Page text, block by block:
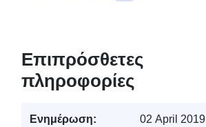
Επιπρόσθετες
πληροφορίες
Ενημέρωση: 02 April 2019